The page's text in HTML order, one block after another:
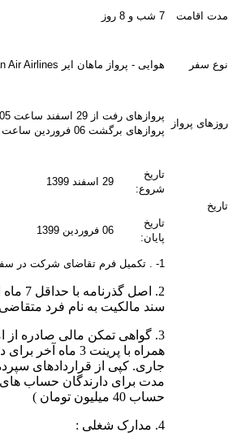
مدت اقامت 7 شب و 8 روز
نوع سفر هوایی - پرواز ماهان ایر Mahan Air Airlines
روزهای پرواز
پروازهای رفت از 29 اسفند ساعت 07:05
پروازهای برگشت 06 فروردین ساعت 11:50
تاریخ
تاریخ
شروع:
29 اسفند 1399
تاریخ
پایان:
06 فروردین 1399
1- . تکمیل فرم تقاضای شرکت در سفر توسط مسافر
2. اصل
سند مالکیت به نام فرد متقاضی
3. گواهی تمکن مالی صادره از
همراه با پرینت 3
جاری. کپی از قراردادهای
مدت برای دارندگان حساب
حساب 40 میلیون تومان )
4. مدارک شغلی :